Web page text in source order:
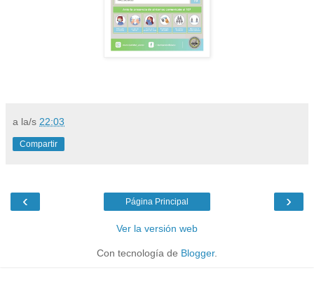
a la/s 22:03
Compartir
‹ ›
Página Principal
Ver la versión web
Con tecnología de Blogger.